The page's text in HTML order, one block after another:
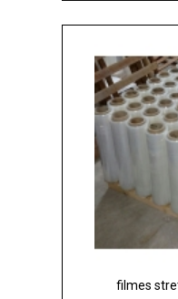
filmes